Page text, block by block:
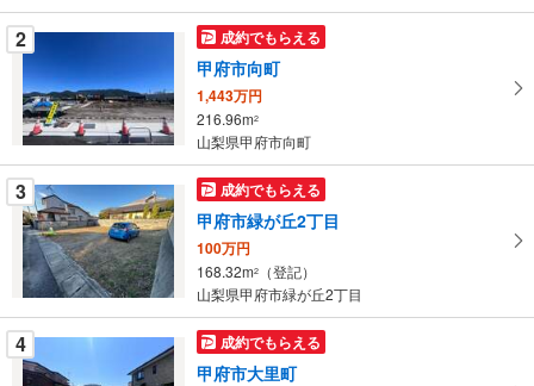
件
を
マ
イ
ペ
ー
ジ
に
保
存
す
る
2 成約でもらえる
甲府市向町
1,443万円
216.96m2
山梨県甲府市向町
3 成約でもらえる
甲府市緑が丘2丁目
100万円
168.32m2
（登記）
山梨県甲府市緑が丘2丁目
4 成約でもらえる
甲府市大里町